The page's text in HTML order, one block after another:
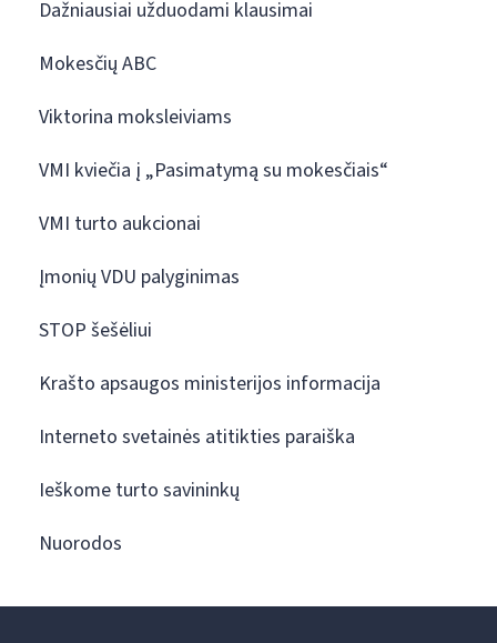
Dažniausiai užduodami klausimai
Mokesčių ABC
Viktorina moksleiviams
VMI kviečia į „Pasimatymą su mokesčiais“
VMI turto aukcionai
Įmonių VDU palyginimas
STOP šešėliui
Krašto apsaugos ministerijos informacija
Interneto svetainės atitikties paraiška
Ieškome turto savininkų
Nuorodos